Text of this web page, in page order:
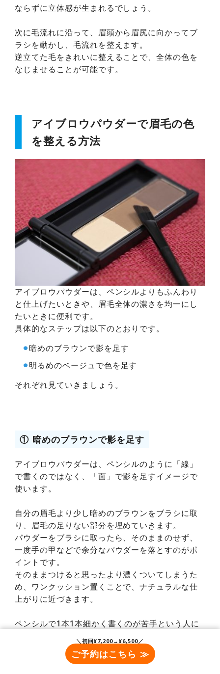
ならずに立体感が生まれるでしょう。
次に毛流れに沿って、眉頭から眉尻に向かってブ
ラシを動かし、毛流れを整えます。
逆立てた毛をきれいに整えることで、全体の色を
なじませることが可能です。
アイブロウパウダーで眉毛の色
を整える方法
アイブロウパウダーは、ペンシルよりもふんわり
と仕上げたいときや、眉毛全体の濃さを均一にし
たいときに便利です。
具体的なステップは以下のとおりです。
⚫︎暗めのブラウンで影を足す
⚫︎明るめのベージュで色を足す
それぞれ見ていきましょう。
① 暗めのブラウンで影を足す
アイブロウパウダーは、ペンシルのように「線」
で書くのではなく、「面」で影を足すイメージで
使います。
自分の眉毛より少し暗めのブラウンをブラシに取
り、眉毛の足りない部分を埋めていきます。
パウダーをブラシに取ったら、そのままのせず、
一度手の甲などで余分なパウダーを落とすのがポ
イントです。
そのままつけると思ったより濃くついてしまうた
め、ワンクッション置くことで、ナチュラルな仕
上がりに近づきます。
ペンシルで1本1本細かく書くのが苦手という人に
も、パウダーはおすすめです。
＼初回¥7,200→¥6,500／
ご予約はこちら ≫